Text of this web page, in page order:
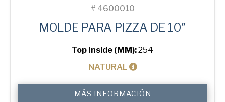
# 4600010
MOLDE PARA PIZZA DE 10″
Top Inside (MM):254
NATURAL
MÁS INFORMACIÓN